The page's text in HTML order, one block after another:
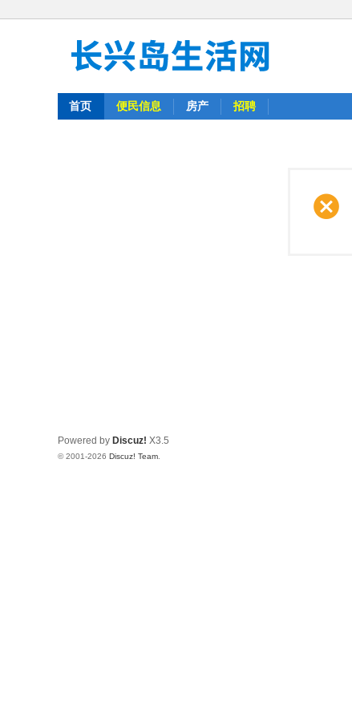
首页 便民信息 房产 招聘
Powered by Discuz! X3.5
© 2001-2026 Discuz! Team